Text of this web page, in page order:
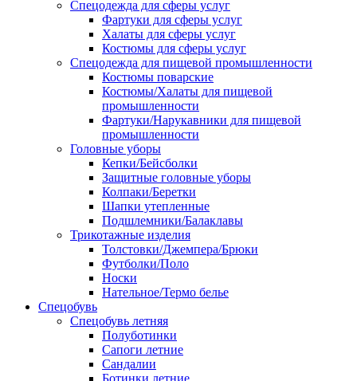
Спецодежда для сферы услуг
Фартуки для сферы услуг
Халаты для сферы услуг
Костюмы для сферы услуг
Спецодежда для пищевой промышленности
Костюмы поварские
Костюмы/Халаты для пищевой
промышленности
Фартуки/Нарукавники для пищевой
промышленности
Головные уборы
Кепки/Бейсболки
Защитные головные уборы
Колпаки/Беретки
Шапки утепленные
Подшлемники/Балаклавы
Трикотажные изделия
Толстовки/Джемпера/Брюки
Футболки/Поло
Носки
Нательное/Термо белье
Спецобувь
Спецобувь летняя
Полуботинки
Сапоги летние
Сандалии
Ботинки летние